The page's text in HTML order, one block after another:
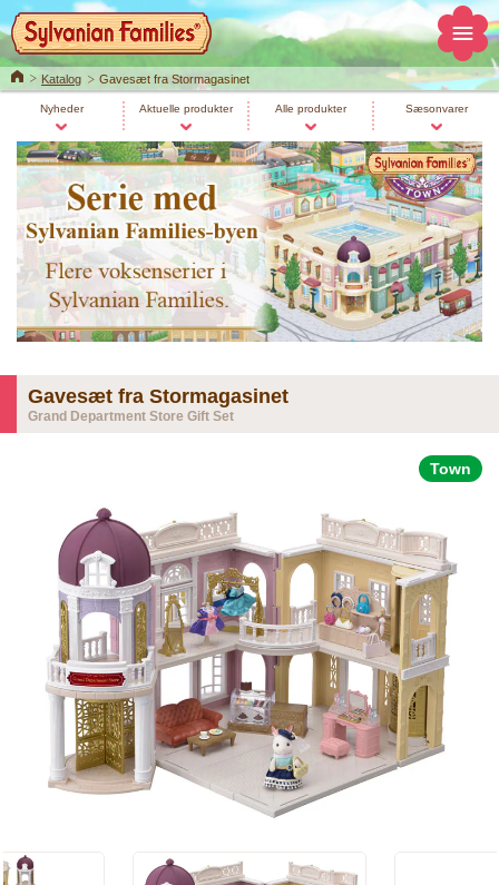
HomeKatalog Gavesæt fra Stormagasinet
Nyheder Aktuelle produkter Alle produkter Sæsonvarer
Gavesæt fra Stormagasinet
Grand Department Store Gift Set
Town